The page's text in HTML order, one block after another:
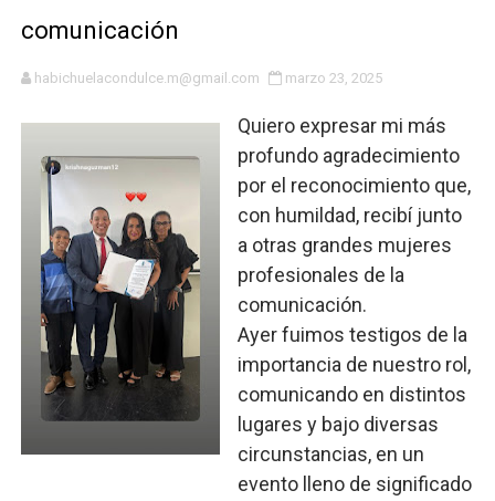
DGPCF: 55 años sembrando desarrollo y
Operativo interagencial frena delitos ambientales y
-Propeep y Gestión Presidencial encabezan entrega
Ministerio de Defensa siembra esperanza y protege
MICM y CECCOM retienen 213,355 galones de
Bienes Nacionales recauda más de RD 57 millones en
Residentes en San Juan beneficiados con jornada
El magistrado Henry Molina decidió no seguir en la
​Domingo Plácido critica la situación económica y
Graduación XII Promoción Servicio Militar Voluntario
comunicación
habichuelacondulce.m@gmail.com marzo 23, 2025
Quiero expresar mi más
profundo agradecimiento
por el reconocimiento que,
con humildad, recibí junto
a otras grandes mujeres
profesionales de la
comunicación.
Ayer fuimos testigos de la
importancia de nuestro rol,
comunicando en distintos
lugares y bajo diversas
circunstancias, en un
evento lleno de significado